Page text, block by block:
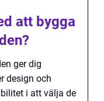
att bygga
ger dig
design och
i att välja de